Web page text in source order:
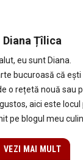
Diana Țîlica
eu sunt Diana.
bucuroasă că ești
o rețetă nouă sau
aici este locul
pe blogul meu
VEZI MAI MULT